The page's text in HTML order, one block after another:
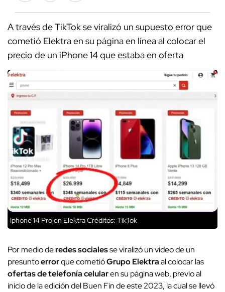
A través de TikTok se viralizó un supuesto error que
cometió Elektra en su página en línea al colocar el
precio de un iPhone 14 que estaba en oferta
Iphone 14 Pro en ElektraCréditos: TikTok
Por medio deredes socialesse viralizó un video de un
presuntoerrorque cometióGrupo Elektraal colocar las
ofertas de telefonía celularen su página web, previo al
inicio de la edición del Buen Fin de este 2023, la cual se llevó